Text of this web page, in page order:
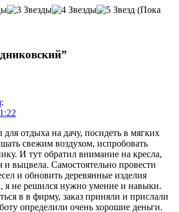
(Пока
:
отдыха на дачу, посидеть в мягких
свежим воздухом, испробовать
И тут обратил внимание на кресла,
и выцвела. Самостоятельно провести
и обновить деревянные изделия
я не решился нужно умение и навыки.
в в фирму, заказ приняли и прислали
определили очень хорошие деньги.